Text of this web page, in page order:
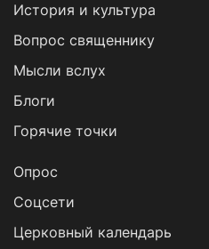
История и культура
Вопрос священнику
Мысли вслух
Блоги
Горячие точки
Опрос
Cоцсети
Церковный календарь